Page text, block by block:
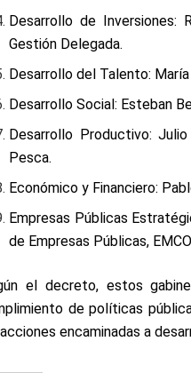
Desarrollo de Inversiones:
Gestión Delegada.
Desarrollo del Talento:
Desarrollo Social: Esteban
Desarrollo Productivo:
Pesca.
Económico y Financiero:
Empresas Públicas
de Empresas Públicas,
el decreto, estos
de políticas
encaminadas a